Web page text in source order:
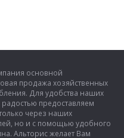
основной
продажа хозяйственных
Для удобства наших
предоставляем
через наших
но и с помощью удобного
Альторис желает Вам